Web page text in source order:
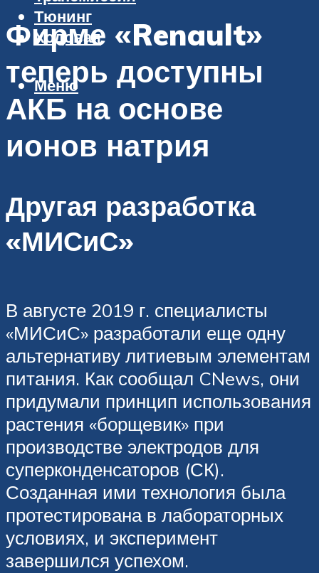
Тюнинг
Ходовая
Меню
Фирме «Renault»
теперь доступны
АКБ на основе
ионов натрия
Другая разработка
«МИСиС»
В августе 2019 г. специалисты
«МИСиС» разработали еще одну
альтернативу литиевым элементам
питания. Как сообщал CNews, они
придумали принцип использования
растения «борщевик» при
производстве электродов для
суперконденсаторов (СК).
Созданная ими технология была
протестирована в лабораторных
условиях, и эксперимент
завершился успехом.